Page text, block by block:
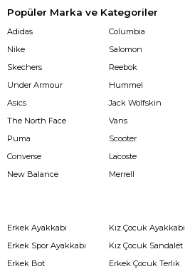
Popüler Marka ve Kategoriler
Adidas
Nike
Skechers
Under Armour
Asics
The North Face
Puma
Converse
New Balance
Columbia
Salomon
Reebok
Hummel
Jack Wolfskin
Vans
Scooter
Lacoste
Merrell
Erkek Ayakkabı
Erkek Spor Ayakkabı
Erkek Bot
Kız Çocuk Ayakkabı
Kız Çocuk Sandalet
Erkek Çocuk Terlik